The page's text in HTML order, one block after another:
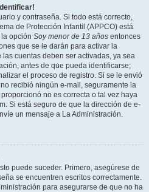
y contraseña. Si todo está correcto,
de Protección Infantil (APPCO) está
opción Soy menor de 13 años entonces
que se le darán para activar la
cuentas deben ser activadas, ya sea
antes de que pueda identificarse;
el proceso de registro. Si se le envió
recibió ningún e-mail, seguramente la
no es correcta o tal vez haya
Si está seguro de que la dirección de e-
un mensaje a La Administración.
puede suceder. Primero, asegúrese de
se encuentren escritos correctamente.
para asegurarse de que no ha